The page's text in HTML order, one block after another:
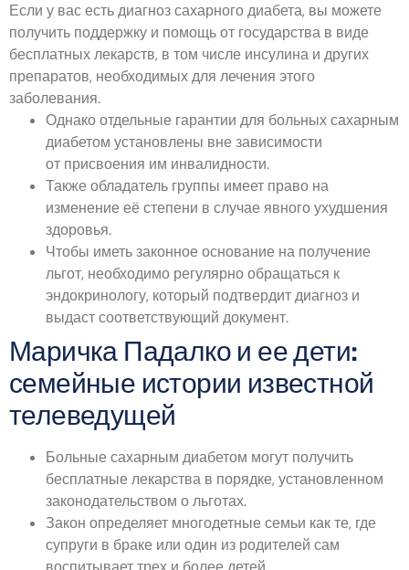
Если у вас есть диагноз сахарного диабета, вы можете
получить поддержку и помощь от государства в виде
бесплатных лекарств, в том числе инсулина и других
препаратов, необходимых для лечения этого
заболевания.
Однако отдельные гарантии для больных сахарным
диабетом установлены вне зависимости
от присвоения им инвалидности.
Также обладатель группы имеет право на
изменение её степени в случае явного ухудшения
здоровья.
Чтобы иметь законное основание на получение
льгот, необходимо регулярно обращаться к
эндокринологу, который подтвердит диагноз и
выдаст соответствующий документ.
Маричка Падалко и ее дети:
семейные истории известной
телеведущей
Больные сахарным диабетом могут получить
бесплатные лекарства в порядке, установленном
законодательством о льготах.
Закон определяет многодетные семьи как те, где
супруги в браке или один из родителей сам